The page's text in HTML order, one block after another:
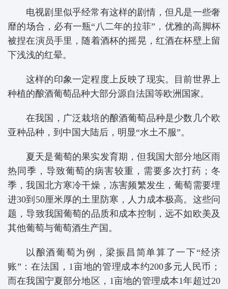
电视剧里似乎经常有这样的剧情，但凡是一些奢
靡的场合，必有一瓶“八二年的拉菲”，优雅的高脚杯
被捏在演员手里，随着酒杯的摇晃，红酒在杯壁上留
下浅浅的红晕。
这样的印象一定程度上反映了现实。目前世界上
种植的酿酒葡萄品种大部分源自法国等欧洲国家。
在我国，广泛栽培的酿酒葡萄品种是少数几个欧
亚种品种，到中国大陆后，明显“水土不服”。
夏天是葡萄的果实发育期，但我国大部分地区雨
热同季，导致葡萄的病害较重，需要多次打药；冬
季，我国北方寒冷干燥，冻害频繁发生，葡萄需要埋
进30到50厘米厚的土里防寒，人力成本极高。这些问
题，导致我国葡萄的品质和成本控制，远不如欧美及
其他葡萄与葡萄酒生产国。
以酿酒葡萄为例，梁振昌简单算了一下“经济
账”：在法国，1亩地的管理成本约200多元人民币；
而在我国宁夏部分地区，1亩地的管理成本1年超过20